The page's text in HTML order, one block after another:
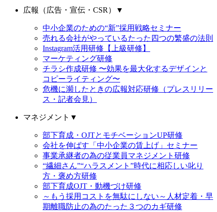
広報（広告・宣伝・CSR） ▼
中小企業のための“新”採用戦略セミナー
売れる会社がやっているたった四つの繁盛の法則
Instagram活用研修【上級研修】
マーケティング研修
チラシ作成研修 〜効果を最大化するデザインと
コピーライティング〜
危機に瀕したときの広報対応研修（プレスリリー
ス・記者会見）
マネジメント ▼
部下育成・OJTとモチベーションUP研修
会社を伸ばす「中小企業の賃上げ」セミナー
事業承継者の為の従業員マネジメント研修
“繊細さん”“ハラスメント”時代に相応しい叱り
方・褒め方研修
部下育成OJT・動機づけ研修
～もう採用コストを無駄にしない～人材定着・早
期離職防止の為のたった３つのカギ研修